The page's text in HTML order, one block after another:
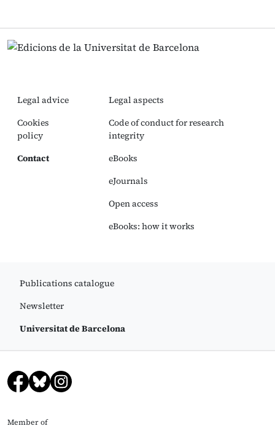
Legal advice
Cookies
policy
Contact
Legal aspects
Code of conduct for research
integrity
eBooks
eJournals
Open access
eBooks: how it works
Publications catalogue
Newsletter
Universitat de Barcelona
Member of